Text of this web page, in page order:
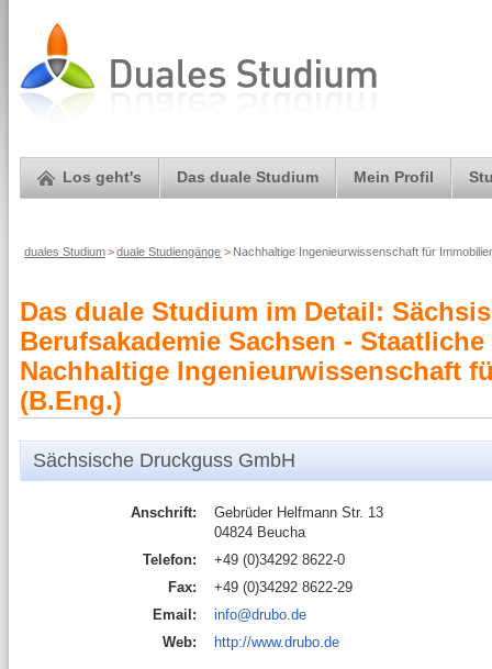
Los geht's Das duale Studium Mein Profil
duales Studium> duale Studiengänge > Nachhaltige Ingenieurwissenschaft für
Das duale Studium im Detail:
Berufsakademie Sachsen -
Nachhaltige Ingenieurwissenschaft
(B.Eng.)
Sächsische Druckguss GmbH
Anschrift:
Gebrüder Helfmann Str. 13
04824 Beucha
Telefon:
+49 (0)34292 8622-0
Fax:
+49 (0)34292 8622-29
Email:
info@drubo.de
Web:
http://www.drubo.de